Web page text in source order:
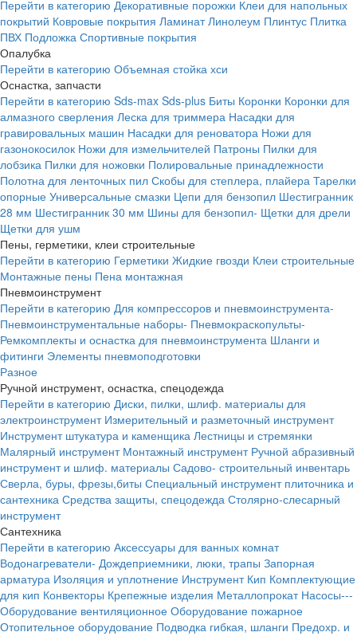
Перейти в категорию Декоративные порожки Клеи для напольных
покрытий Ковровые покрытия Ламинат Линолеум Плинтус Плитка
ПВХ Подложка Спортивные покрытия
Опалубка
Перейти в категорию Объемная стойка хси
Оснастка, запчасти
Перейти в категорию Sds-max Sds-plus Биты Коронки Коронки для
алмазного сверления Леска для триммера Насадки для
гравировальных машин Насадки для реноватора Ножи для
газонокосилок Ножи для измельчителей Патроны Пилки для
лобзика Пилки для ножовки Полировальные принадлежности
Полотна для ленточных пил Скобы для степлера, плайера Тарелки
опорные Универсальные смазки Цепи для бензопил Шестигранник
28 мм Шестигранник 30 мм Шины для бензопил- Щетки для дрели
Щетки для ушм
Пены, герметики, клеи строительные
Перейти в категорию Герметики Жидкие гвозди Клеи строительные
Монтажные пены Пена монтажная
Пневмоинструмент
Перейти в категорию Для компрессоров и пневмоинструмента-
Пневмоинструментальные наборы- Пневмокраскопульты-
Ремкомплекты и оснастка для пневмоинструмента Шланги и
фитинги Элементы пневмоподготовки
Разное
Ручной инструмент, оснастка, спецодежда
Перейти в категорию Диски, пилки, шлиф. материалы для
электроинструмент Измерительный и разметочный инструмент
Инструмент штукатура и каменщика Лестницы и стремянки
Малярный инструмент Монтажный инструмент Ручной абразивный
инструмент и шлиф. материалы Садово- строительный инвентарь
Сверла, буры, фрезы,биты Специальный инструмент плиточника и
сантехника Средства защиты, спецодежда Столярно-слесарный
инструмент
Сантехника
Перейти в категорию Аксессуары для ванных комнат
Водонагреватели- Дождеприемники, люки, трапы Запорная
арматура Изоляция и уплотнение Инструмент Кип Комплектующие
для кип Конвекторы Крепежные изделия Металлопрокат Насосы---
Оборудование вентиляционное Оборудование пожарное
Отопительное оборудование Подводка гибкая, шланги Предохр. и